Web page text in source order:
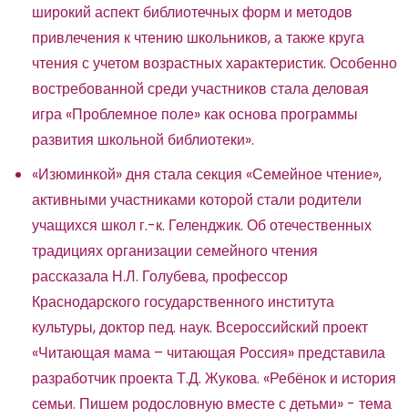
широкий аспект библиотечных форм и методов
привлечения к чтению школьников, а также круга
чтения с учетом возрастных характеристик. Особенно
востребованной среди участников стала деловая
игра «Проблемное поле» как основа программы
развития школьной библиотеки».
«Изюминкой» дня стала секция «Семейное чтение»,
активными участниками которой стали родители
учащихся школ г.-к. Геленджик. Об отечественных
традициях организации семейного чтения
рассказала Н.Л. Голубева, профессор
Краснодарского государственного института
культуры, доктор пед. наук. Всероссийский проект
«Читающая мама – читающая Россия» представила
разработчик проекта Т.Д. Жукова. «Ребёнок и история
семьи. Пишем родословную вместе с детьми» - тема